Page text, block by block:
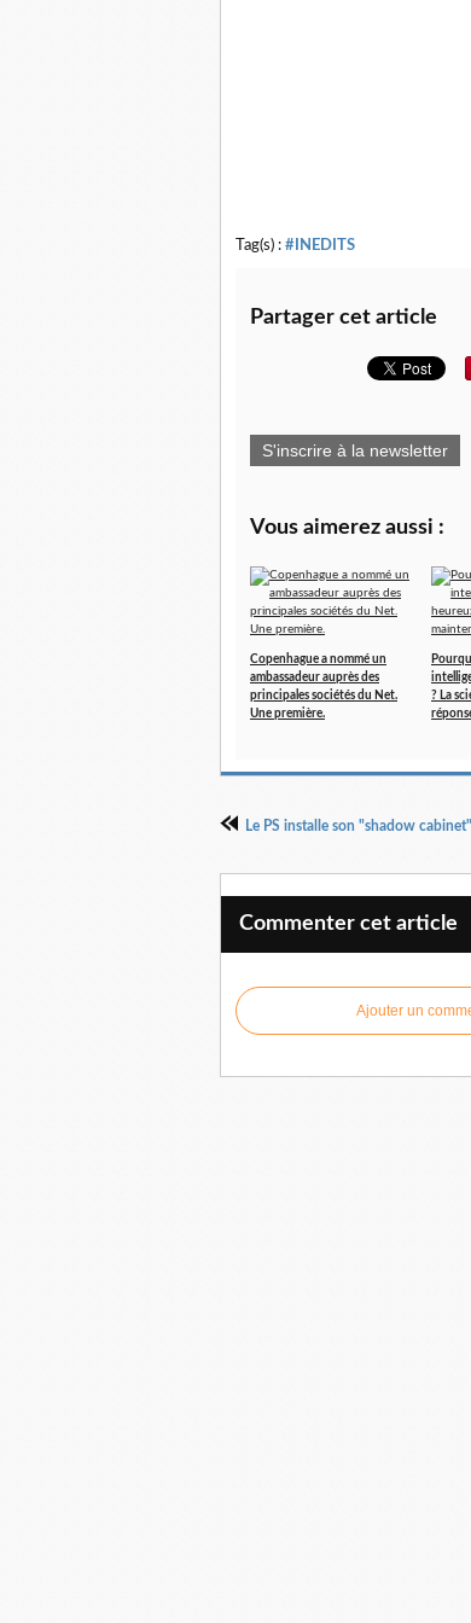
Tag(s) : #INEDITS
Partager cet article
S'inscrire à la newsletter
Vous aimerez aussi :
Copenhague a nommé un
ambassadeur auprès des
principales sociétés du Net.
Une première.
? La
Commenter cet article
Ajouter un